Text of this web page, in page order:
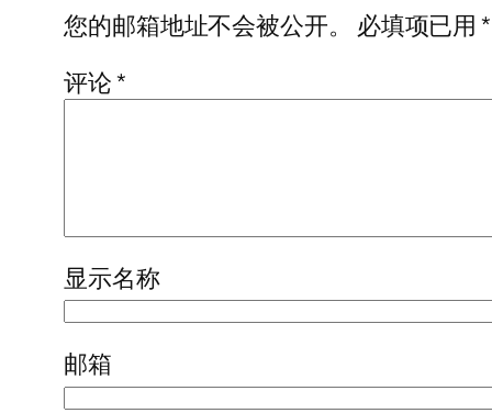
您的邮箱地址不会被公开。 必填项已用*
评论*
显示名称
邮箱